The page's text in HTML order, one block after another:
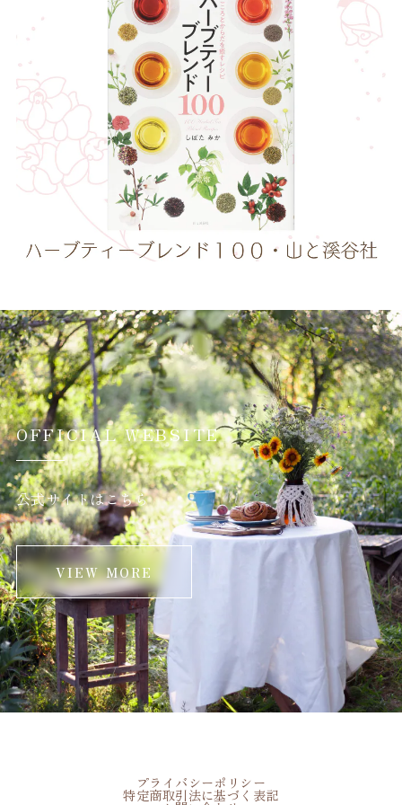
OFFICIAL WEBSITE
公式サイトはこちら
VIEW MORE
プライバシーポリシー
特定商取引法に基づく表記